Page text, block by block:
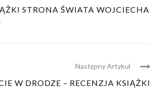
STRONA ŚWIATA WOJCIECHA
Następny Artykul
W DRODZE – RECENZJA KSIĄŻKI